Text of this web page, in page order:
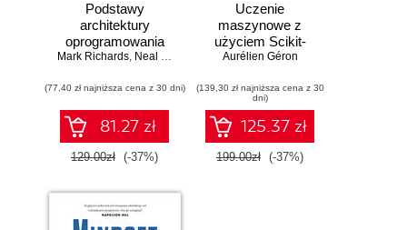
Podstawy
architektury
oprogramowania
dla inżynierów.
Mark Richards, Neal Ford
(77,40 zł najniższa cena z 30 dni)
81.27 zł
129.00zł (-37%)
Uczenie
maszynowe z
użyciem Scikit-
Learn i PyTorch.
narzędzia i techniki
umożliwiające
konstruowanie
inteligentnych
systemów
Aurélien Géron
(139,30 zł najniższa cena z 30
dni)
125.37 zł
199.00zł (-37%)